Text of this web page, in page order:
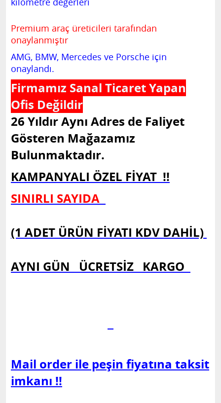
Premium araç üreticileri tarafından
onaylanmıştır
AMG, BMW, Mercedes ve Porsche için
onaylandı.
Firmamız Sanal Ticaret Yapan
Ofis Değildir
26 Yıldır Aynı Adres de Faliyet
Gösteren Mağazamız
Bulunmaktadır.
KAMPANYALI ÖZEL FİYAT !!
SINIRLI SAYIDA
(1 ADET ÜRÜN FİYATI KDV DAHİL)
AYNI GÜN ÜCRETSİZ KARGO
Mail order ile peşin fiyatına taksit
imkanı !!